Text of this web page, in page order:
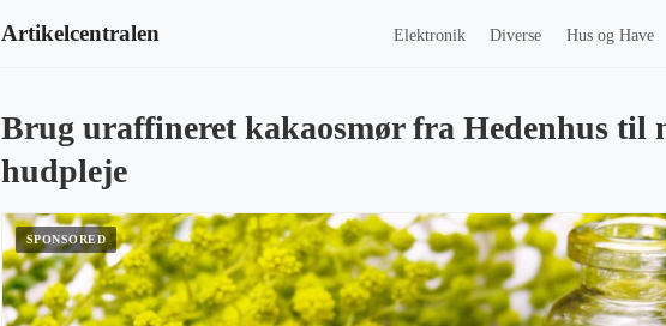
Artikelcentralen Elektronik Diverse Hus og Have
Brug uraffineret kakaosmør fra Hedenhus til
hudpleje